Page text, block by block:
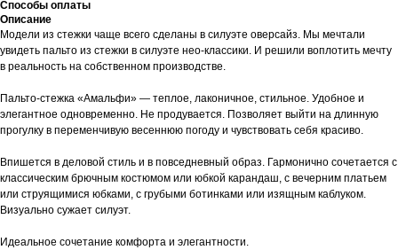
Способы оплаты
Описание
Модели из стежки чаще всего сделаны в силуэте оверсайз. Мы мечтали
увидеть пальто из стежки в силуэте нео-классики. И решили воплотить мечту
в реальность на собственном производстве.
Пальто-стежка «Амальфи» — теплое, лаконичное, стильное. Удобное и
элегантное одновременно. Не продувается. Позволяет выйти на длинную
прогулку в переменчивую весеннюю погоду и чувствовать себя красиво.
Впишется в деловой стиль и в повседневный образ. Гармонично сочетается с
классическим брючным костюмом или юбкой карандаш, с вечерним платьем
или струящимися юбками, с грубыми ботинками или изящным каблуком.
Визуально сужает силуэт.
Идеальное сочетание комфорта и элегантности.